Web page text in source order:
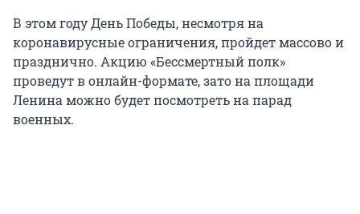
В этом году День Победы, несмотря на
коронавирусные ограничения, пройдет массово и
празднично. Акцию «Бессмертный полк»
проведут в онлайн-формате, зато на площади
Ленина можно будет посмотреть на парад
военных.